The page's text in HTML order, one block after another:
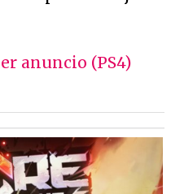
anuncio (PS4)